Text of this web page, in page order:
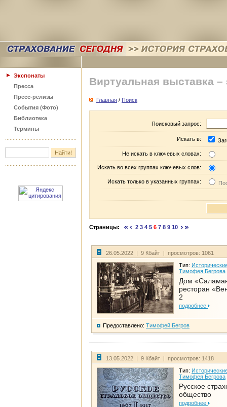
Экспонаты
Пресса
Пресс-релизы
События (Фото)
Библиотека
Термины
Виртуальная выставка –
Главная / Поиск
Поисковый запрос:
Искать в:
Не искать в ключевых словах:
Искать во всех группах ключевых слов:
Искать только в указанных группах:
Страницы: 2 3 4 5 6 7 8 9 10
26.05.2022 | 9 Кбайт | просмотров: 1061
Тип:
Тимофея Бегрова
Дом
ресторан
2
подробнее
Предоставлено: Тимофей Бегров
13.05.2022 | 9 Кбайт | просмотров: 1418
Тип:
Тимофея Бегрова
Русское
общество
подробнее